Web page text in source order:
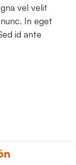
vel velit
In eget
id ante